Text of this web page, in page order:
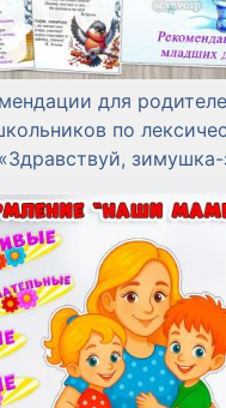
для
по
«Здравствуй,